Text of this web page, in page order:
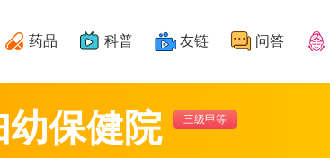
药品 科普 友链 问答
保健院 三级甲等